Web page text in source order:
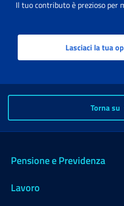
Il tuo contributo è prezioso per
Lasciaci la tua
Torna su
Pensione e Previdenza
Lavoro